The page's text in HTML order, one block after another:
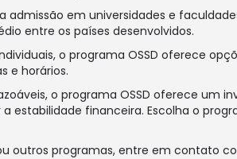
em universidades e
entre os países desenvolvidos.
o programa OSSD oferece
e horários.
o programa OSSD oferece um
financeira. Escolha o
outros programas, entre em contato